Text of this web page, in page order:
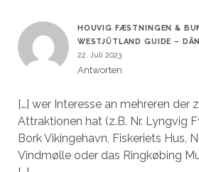
HOUVIG FÆSTNINGEN &
WESTJÜTLAND GUIDE –
22. Juli 2023
Antworten
[…] wer Interesse an mehreren der
Attraktionen hat (z.B. Nr. Lyngvig
Bork Vikingehavn, Fiskeriets Hus,
Vindmølle oder das Ringkøbing